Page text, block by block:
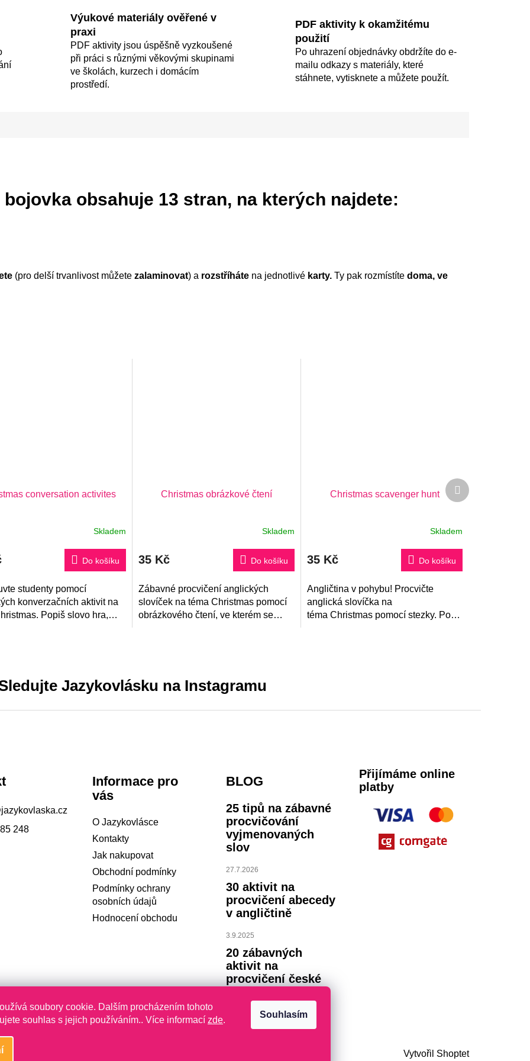
soubory cookie. Dalším procházením tohoto
souhlas s jejich používáním.. Více informací zde.
Souhlasím
Výukové materiály ověřené v
praxi
PDF aktivity jsou úspěšně vyzkoušené
při práci s různými věkovými skupinami
ve školách, kurzech i domácím
prostředí.
PDF aktivity k okamžitému
použití
Po uhrazení objednávky obdržíte do e-
mailu odkazy s materiály, které
stáhnete, vytisknete a můžete použít.
bojovka obsahuje 13 stran, na kterých najdete:
(pro delší trvanlivost můžete zalaminovat) a rozstříháte na jednotlivé karty. Ty pak rozmístíte doma, ve
conversation activites
Skladem
Do košíku
studenty pomocí
konverzačních aktivit na
Popiš slovo hra,
Christmas obrázkové čtení
Skladem
35 Kč Do košíku
Zábavné procvičení anglických
slovíček na téma Christmas pomocí
obrázkového čtení, ve kterém se
Christmas scavenger hunt
Skladem
35 Kč Do košíku
Angličtina v pohybu! Procvičte
anglická slovíčka na
téma Christmas pomocí stezky. Po
Další
produkt
Jazykovlásku na Instagramu
jazykovlaska.cz
248
Informace pro
vás
O Jazykovlásce
Kontakty
Jak nakupovat
Obchodní podmínky
Podmínky ochrany
osobních údajů
Hodnocení obchodu
BLOG
25 tipů na zábavné
procvičování
vyjmenovaných
slov
27.7.2026
30 aktivit na
procvičení abecedy
v angličtině
3.9.2025
20 zábavných
aktivit na
procvičení české
Přijímáme online
platby
Vytvořil Shoptet